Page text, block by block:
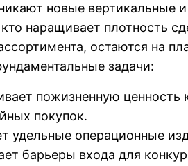
новые вертикальные
наращивает плотность
остаются на
задачи:
пожизненную ценность
покупок.
удельные операционные
барьеры входа для